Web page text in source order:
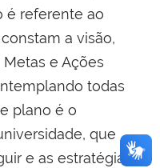
é referente ao
a visão,
Metas e Ações
todas
plano é o
que
e as estratégias